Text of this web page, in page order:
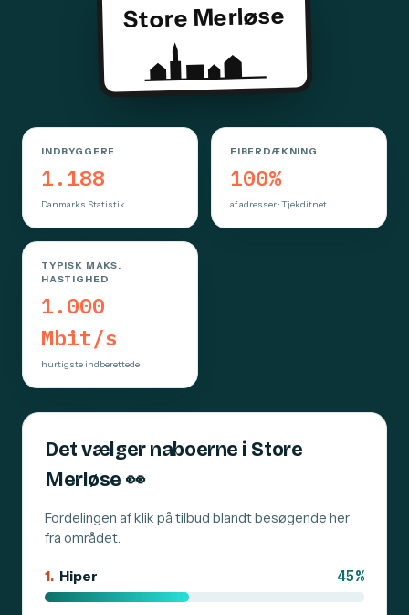
Store Merløse
INDBYGGERE
1.188
Danmarks Statistik
FIBERDÆKNING
100%
af adresser · Tjekditnet
TYPISK MAKS.
HASTIGHED
1.000
Mbit/s
hurtigste indberettede
Det vælger naboerne i Store
Merløse 👀
Fordelingen af klik på tilbud blandt besøgende her
fra området.
1. Hiper 45%